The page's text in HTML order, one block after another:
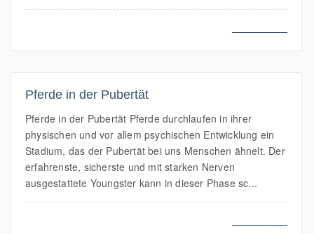
Pferde in der Pubertät
Pferde in der Pubertät Pferde durchlaufen in ihrer
physischen und vor allem psychischen Entwicklung ein
Stadium, das der Pubertät bei uns Menschen ähnelt. Der
erfahrenste, sicherste und mit starken Nerven
ausgestattete Youngster kann in dieser Phase sc...